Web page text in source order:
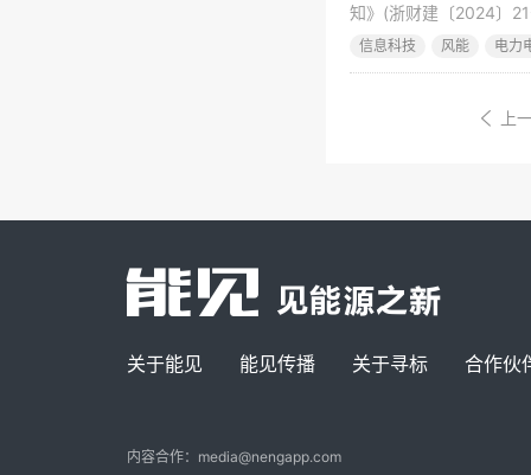
知》(浙财建〔2024〕
生产制造方式转型项
22日到2024年5月26
信息科技 风能 电力
上
关于能见 能见传播 关于寻标 合作伙
内容合作：media@nengapp.com